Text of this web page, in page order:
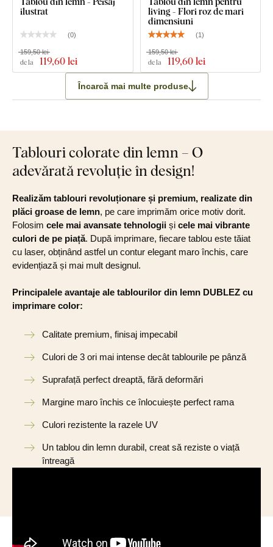
ilustrat
(0)
de la 119,60 lei
159,50 lei
living - Flori roz de mari
dimensiuni
(1)
de la 119,60 lei
159,50 lei
Încarcă mai multe produse
Tablouri colorate din lemn – O
adevărată revoluție în design!
Realizăm tablouri revoluționare și premium, realizate din
plăci groase de lemn, pe care imprimăm orice motiv dorit.
Folosim cele mai avansate tehnologii și cele mai vibrante
culori de pe piață. După imprimare, fiecare tablou este tăiat
cu laser, obținând astfel un contur elegant maro închis, care
evidențiază și mai mult designul.
Principalele avantaje ale tablourilor din lemn DUBLEZ cu
imprimare color:
Calitate premium, finisaj impecabil
Culori de 3 ori mai intense decât tablourile pe pânză
Suprafață perfect dreaptă, fără deformări
Margine maro închis ce înlocuiește perfect rama
Culori rezistente la razele UV
Un tablou din lemn durabil, creat să reziste o viață
întreagă